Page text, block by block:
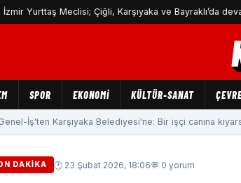
Meclisi; Çiğli, Karşıyaka ve Bayraklı’da devam edecek
SPOR EKONOMİ KÜLTÜR-SANAT
İş'ten Karşıyaka Belediyesi'ne: Bir işçi canına
DAKIKA 🕐 23 Şubat 2026, 18:06💬 0 yorum